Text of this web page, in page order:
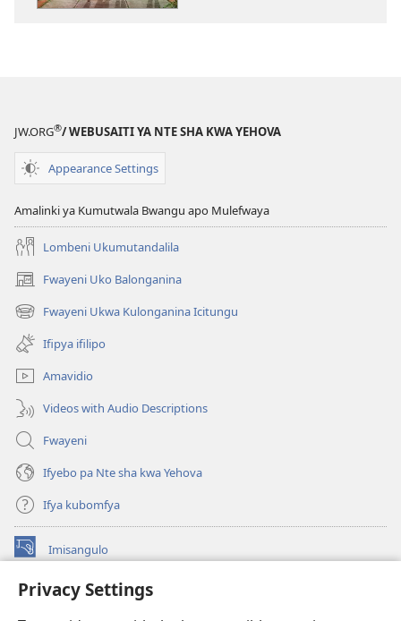
Privacy Settings
Nsansa
JW.ORG®/ WEBUSAITI YA NTE SHA KWA YEHOVA
Appearance Settings
Amalinki ya Kumutwala Bwangu apo Mulefwaya
Lombeni Ukumutandalila
Fwayeni Uko Balonganina
(yalaisula
na
imbi)
Fwayeni Ukwa Kulonganina Icitungu
(yalaisula
na
imbi)
Ifipya ifilipo
Amavidio
Videos with Audio Descriptions
Fwayeni
Ifyebo pa Nte sha kwa Yehova
Ifya kubomfya
Imisangulo
(yalaisula
imbi) Watchtower LAIBRARE YA PA INTANETI™